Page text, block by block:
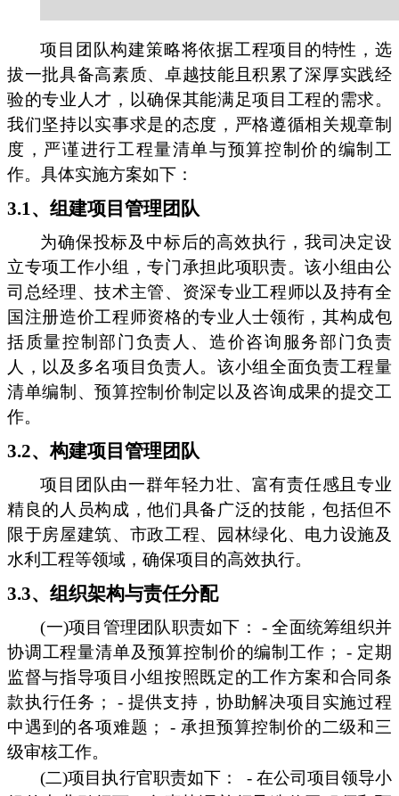
项目团队构建策略将依据工程项目的特性，选
拔一批具备高素质、卓越技能且积累了深厚实践经
验的专业人才，以确保其能满足项目工程的需求。
我们坚持以实事求是的态度，严格遵循相关规章制
度，严谨进行工程量清单与预算控制价的编制工
作。具体实施方案如下：
3.1、组建项目管理团队
为确保投标及中标后的高效执行，我司决定设
立专项工作小组，专门承担此项职责。该小组由公
司总经理、技术主管、资深专业工程师以及持有全
国注册造价工程师资格的专业人士领衔，其构成包
括质量控制部门负责人、造价咨询服务部门负责
人，以及多名项目负责人。该小组全面负责工程量
清单编制、预算控制价制定以及咨询成果的提交工
作。
3.2、构建项目管理团队
项目团队由一群年轻力壮、富有责任感且专业
精良的人员构成，他们具备广泛的技能，包括但不
限于房屋建筑、市政工程、园林绿化、电力设施及
水利工程等领域，确保项目的高效执行。
3.3、组织架构与责任分配
(一)项目管理团队职责如下： - 全面统筹组织并
协调工程量清单及预算控制价的编制工作； - 定期
监督与指导项目小组按照既定的工作方案和合同条
款执行任务； - 提供支持，协助解决项目实施过程
中遇到的各项难题； - 承担预算控制价的二级和三
级审核工作。
(二)项目执行官职责如下：
- 在公司项目领导小